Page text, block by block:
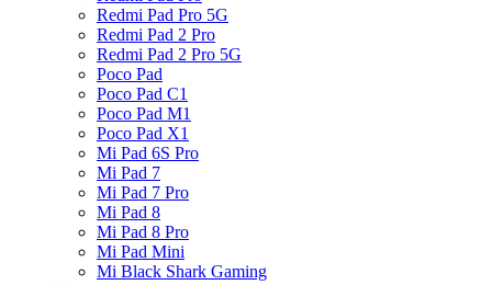
Redmi Pad Pro 5G
Redmi Pad 2 Pro
Redmi Pad 2 Pro 5G
Poco Pad
Poco Pad C1
Poco Pad M1
Poco Pad X1
Mi Pad 6S Pro
Mi Pad 7
Mi Pad 7 Pro
Mi Pad 8
Mi Pad 8 Pro
Mi Pad Mini
Mi Black Shark Gaming